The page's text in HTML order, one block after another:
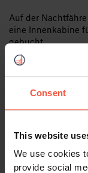
Consent
This website
We use cookies
provide social
Auf der
eine Innenkabine
gebucht.